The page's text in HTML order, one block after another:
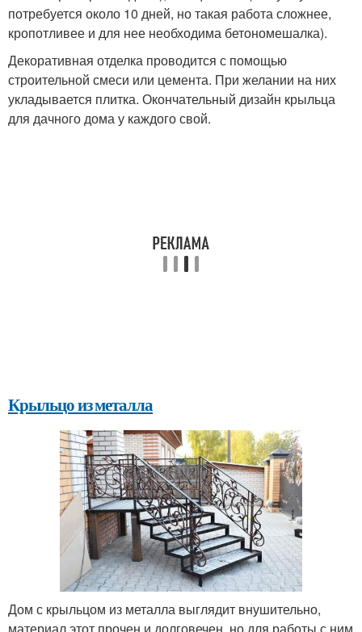
потребуется около 10 дней, но такая работа сложнее,
кропотливее и для нее необходима бетономешалка).
Декоративная отделка проводится с помощью
строительной смеси или цемента. При желании на них
укладывается плитка. Окончательный дизайн крыльца
для дачного дома у каждого свой.
Крыльцо из металла
Дом с крыльцом из металла выглядит внушительно,